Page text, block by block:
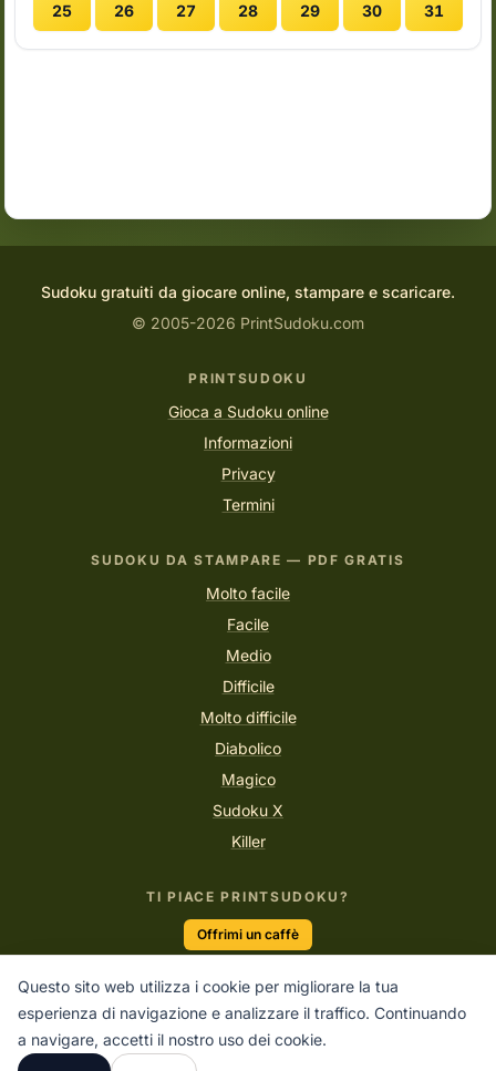
Questo sito web utilizza i cookie per migliorare la tua
esperienza di navigazione e analizzare il traffico. Continuando
a navigare, accetti il nostro uso dei cookie.
25 26 27 28 29 30 31
Sudoku gratuiti da giocare online, stampare e scaricare.
© 2005-2026 PrintSudoku.com
PRINTSUDOKU
Gioca a Sudoku online
Informazioni
Privacy
Termini
SUDOKU DA STAMPARE — PDF GRATIS
Molto facile
Facile
Medio
Difficile
Molto difficile
Diabolico
Magico
Sudoku X
Killer
TI PIACE PRINTSUDOKU?
Offrimi un caffè
“I Sudoku sono ginnastica per il cervello.”
PRINTSUDOKU.COM